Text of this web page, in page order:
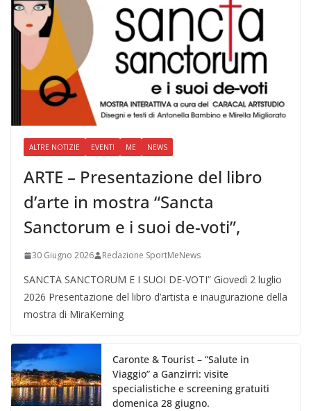
ALTRE NOTIZIE EVENTI ME NEWS
ARTE – Presentazione del libro
d’arte in mostra “Sancta
Sanctorum e i suoi de-voti”,
30 Giugno 2026 Redazione SportMeNews
SANCTA SANCTORUM E I SUOI DE-VOTI” Giovedì 2 luglio
2026 Presentazione del libro d’artista e inaugurazione della
mostra di MiraKerning
Caronte & Tourist – “Salute in
Viaggio” a Ganzirri: visite
specialistiche e screening gratuiti
domenica 28 giugno.